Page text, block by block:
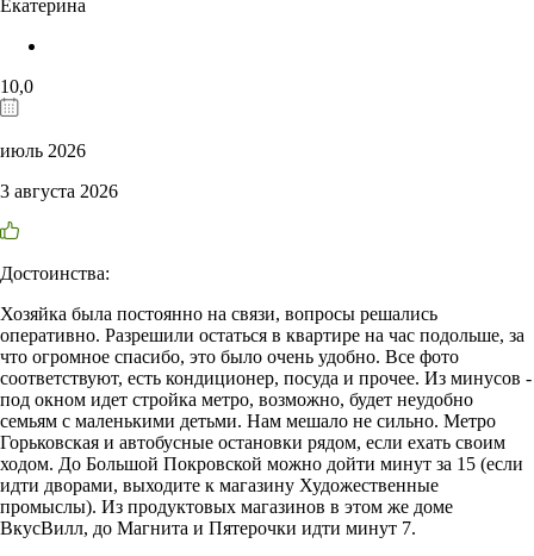
Екатерина
10,0
июль 2026
3 августа 2026
Достоинства:
Хозяйка была постоянно на связи, вопросы решались
оперативно. Разрешили остаться в квартире на час подольше, за
что огромное спасибо, это было очень удобно. Все фото
соответствуют, есть кондиционер, посуда и прочее. Из минусов -
под окном идет стройка метро, возможно, будет неудобно
семьям с маленькими детьми. Нам мешало не сильно. Метро
Горьковская и автобусные остановки рядом, если ехать своим
ходом. До Большой Покровской можно дойти минут за 15 (если
идти дворами, выходите к магазину Художественные
промыслы). Из продуктовых магазинов в этом же доме
ВкусВилл, до Магнита и Пятерочки идти минут 7.